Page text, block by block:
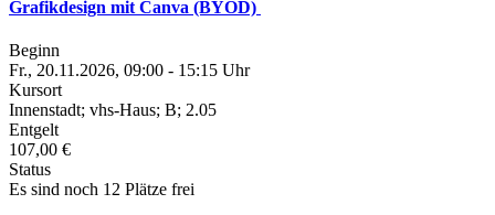
Grafikdesign mit Canva (BYOD)
Beginn
Fr., 20.11.2026, 09:00 - 15:15 Uhr
Kursort
Innenstadt; vhs-Haus; B; 2.05
Entgelt
107,00 €
Status
Es sind noch 12 Plätze frei